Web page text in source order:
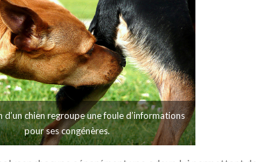
d’un chien regroupe une foule d’informations
pour ses congénères.